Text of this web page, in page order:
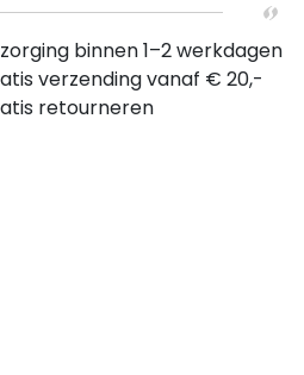
binnen 1–2 werkdagen
verzending vanaf € 20,-
retourneren